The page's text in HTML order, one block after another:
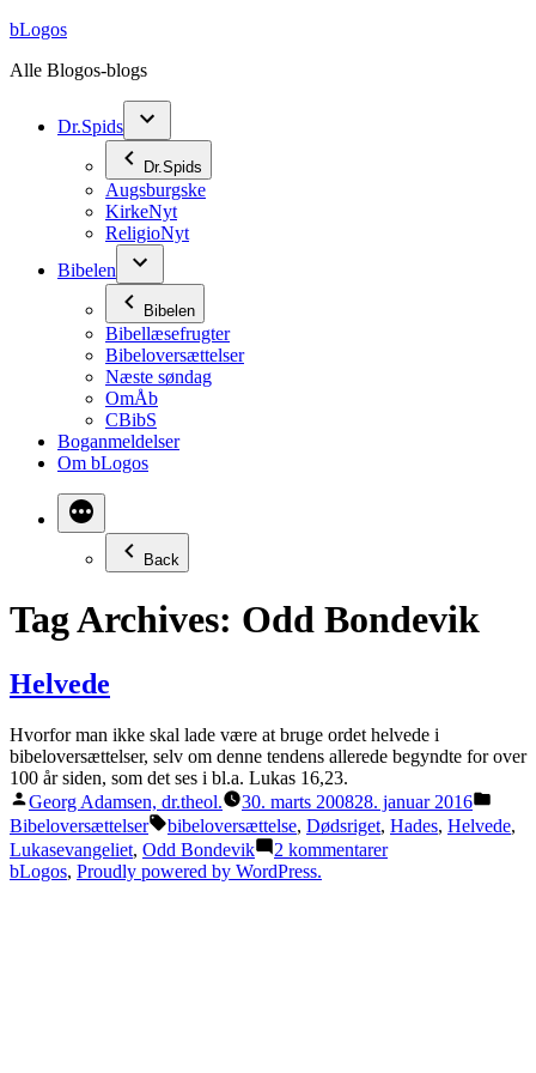
Videre
indhold
bLogos
Alle Blogos-blogs
Dr.Spids
Dr.Spids
Augsburgske
KirkeNyt
ReligioNyt
Bibelen
Bibelen
Bibellæsefrugter
Bibeloversættelser
Næste søndag
OmÅb
CBibS
Boganmeldelser
Om bLogos
Back
Tag Archives: Odd Bondevik
Helvede
Hvorfor man ikke skal lade være at bruge ordet helvede i
bibeloversættelser, selv om denne tendens allerede begyndte for over
100 år siden, som det ses i bl.a. Lukas 16,23.
Posted
by
Georg Adamsen, dr.theol. 30. marts 200828. januar 2016
in
Bibeloversættelser Tags:
bibeloversættelse, Dødsriget, Hades, Helvede,
Lukasevangeliet, Odd Bondevik 2 kommentarertil
bLogos, Proudly powered by WordPress.